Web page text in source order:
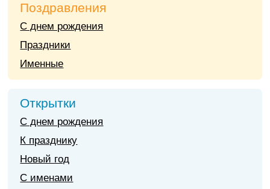
Поздравления
С днем рождения
Праздники
Именные
Открытки
С днем рождения
К празднику
Новый год
С именами